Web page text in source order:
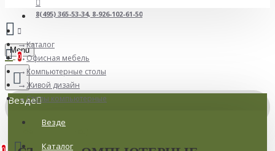
8(495) 365-53-34, 8-926-102-61-50
Menu
0
Везде
Везде
Каталог
Каталог
Офисная мебель
Компьютерные столы
Живой дизайн
Столы компьютерные